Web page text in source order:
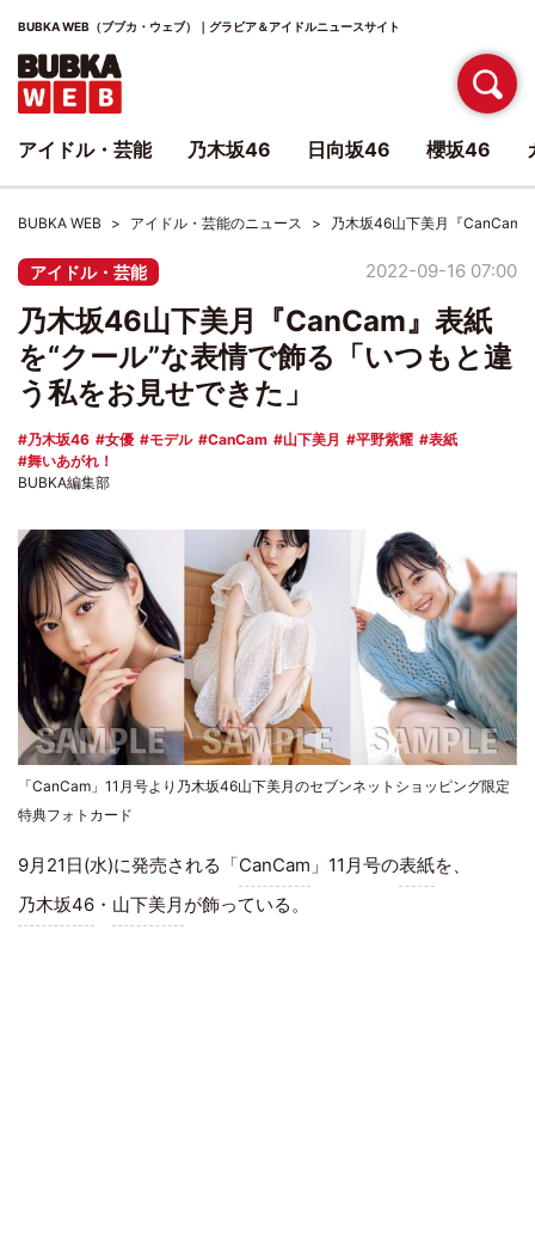
BUBKA WEB（ブブカ・ウェブ）｜グラビア＆アイドルニュースサイト
BUBKA WEB アイドル・芸能のニュース 乃木坂46山下美月『CanCam
アイドル・芸能 2022-09-16 07:00
乃木坂46山下美月『CanCam』表紙
を“クール”な表情で飾る「いつもと違
う私をお見せできた」
乃木坂46 女優 モデル CanCam 山下美月 平野紫耀
表紙
舞いあがれ！
BUBKA編集部
「CanCam」11月号より乃木坂46山下美月のセブンネットショッピング限定
特典フォトカード
9月21日(水)に発売される「CanCam 」11月号の表紙を、
乃木坂46 ・ 山下美月 が飾っている。
アイドル・芸能 乃木坂46 日向坂46 櫻坂46